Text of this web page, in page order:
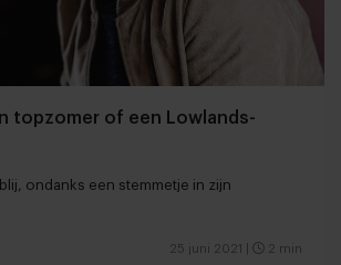
topzomer of een Lowlands-
ondanks een stemmetje in zijn
25 juni 2021 2 min